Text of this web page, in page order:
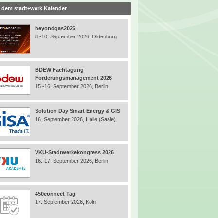
dem stadt+werk Kalender
beyondgas2026
8.-10. September 2026, Oldenburg
BDEW Fachtagung
Forderungsmanagement 2026
15.-16. September 2026, Berlin
Solution Day Smart Energy & GIS
16. September 2026, Halle (Saale)
VKU-Stadtwerkekongress 2026
16.-17. September 2026, Berlin
450connect Tag
17. September 2026, Köln